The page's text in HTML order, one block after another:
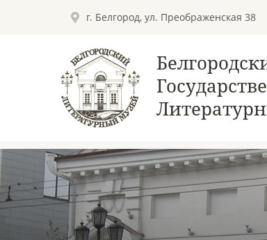
г. Белгород, ул. Преображенская 38